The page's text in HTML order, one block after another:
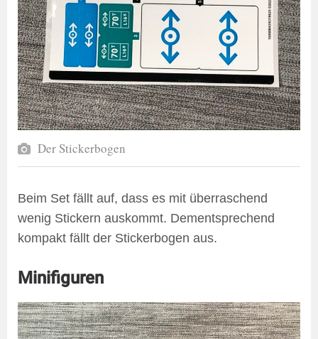
Der Stickerbogen
Beim Set fällt auf, dass es mit überraschend
wenig Stickern auskommt. Dementsprechend
kompakt fällt der Stickerbogen aus.
Minifiguren